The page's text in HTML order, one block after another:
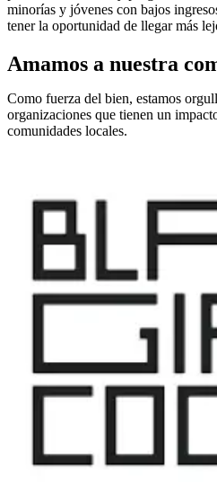
minorías y jóvenes con bajos
tener la oportunidad de llegar más
Amamos a nuestra
Como fuerza del bien, estamos
organizaciones que tienen un
comunidades locales.